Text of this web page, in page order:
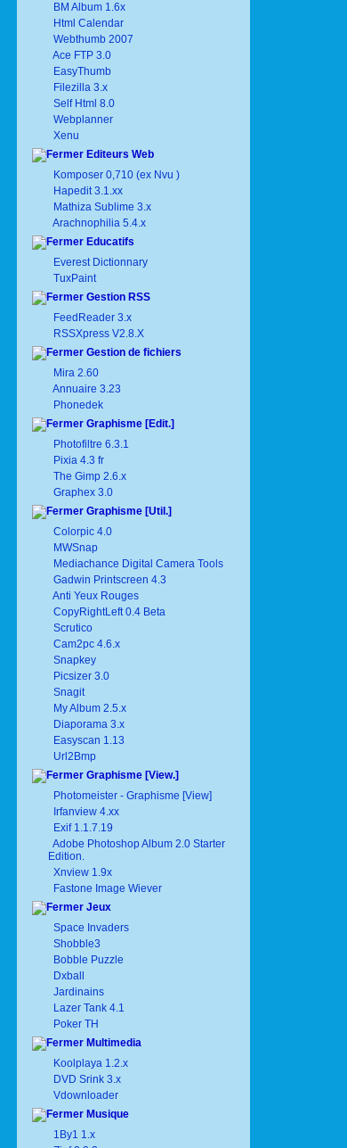
BM Album 1.6x
Html Calendar
Webthumb 2007
Ace FTP 3.0
EasyThumb
Filezilla 3.x
Self Html 8.0
Webplanner
Xenu
Editeurs Web
Komposer 0,710 (ex Nvu )
Hapedit 3.1.xx
Mathiza Sublime 3.x
Arachnophilia 5.4.x
Educatifs
Everest Dictionnary
TuxPaint
Gestion RSS
FeedReader 3.x
RSSXpress V2.8.X
Gestion de fichiers
Mira 2.60
Annuaire 3.23
Phonedek
Graphisme [Edit.]
Photofiltre 6.3.1
Pixia 4.3 fr
The Gimp 2.6.x
Graphex 3.0
Graphisme [Util.]
Colorpic 4.0
MWSnap
Mediachance Digital Camera Tools
Gadwin Printscreen 4.3
Anti Yeux Rouges
CopyRightLeft 0.4 Beta
Scrutico
Cam2pc 4.6.x
Snapkey
Picsizer 3.0
Snagit
My Album 2.5.x
Diaporama 3.x
Easyscan 1.13
Url2Bmp
Graphisme [View.]
Photomeister - Graphisme [View]
Irfanview 4.xx
Exif 1.1.7.19
Adobe Photoshop Album 2.0 Starter
Edition.
Xnview 1.9x
Fastone Image Wiever
Jeux
Space Invaders
Shobble3
Bobble Puzzle
Dxball
Jardinains
Lazer Tank 4.1
Poker TH
Multimedia
Koolplaya 1.2.x
DVD Srink 3.x
Vdownloader
Musique
1By1 1.x